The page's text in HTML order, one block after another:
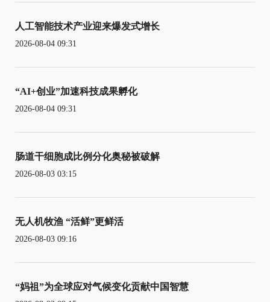
人工智能技术产业迎来爆发式增长
2026-08-04 09:31
“AI+创业”加速科技成果孵化
2026-08-04 09:31
肠道干细胞成比例分化奥秘被破解
2026-08-03 03:15
无人机牧渔 “活鲜”更鲜活
2026-08-03 09:16
“妈祖”为全球应对气候变化贡献中国智慧